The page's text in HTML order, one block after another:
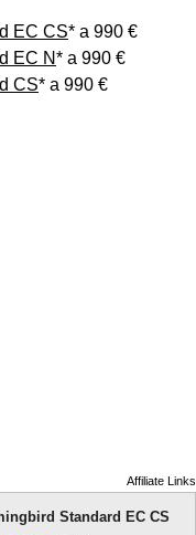
EC CS* a 990 €
EC N* a 990 €
CS* a 990 €
Affiliate Links
Standard EC CS